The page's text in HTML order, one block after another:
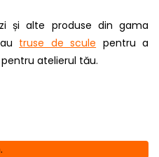
și alte produse din gama
truse de scule pentru a
atelierul tău.